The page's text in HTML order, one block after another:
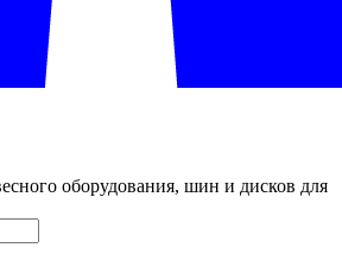
оборудования, шин и дисков для